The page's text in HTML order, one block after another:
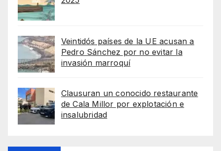
Veintidós países de la UE acusan a
Pedro Sánchez por no evitar la
invasión marroquí
Clausuran un conocido restaurante
de Cala Millor por explotación e
insalubridad